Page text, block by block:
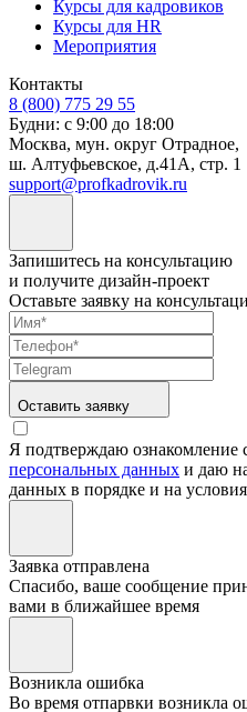
Курсы для кадровиков
Курсы для HR
Мероприятия
Контакты
8 (800) 775 29 55
Будни: с 9:00 до 18:00
Москва, мун. округ Отрадное,
ш. Алтуфьевское, д.41А, стр. 1
support@profkadrovik.ru
Запишитесь на консультацию
и получите дизайн-проект
Оставьте заявку на
Оставить заявку
Я подтверждаю ознакомление
персональных данных и даю
данных в порядке и на
Заявка отправлена
Спасибо, ваше сообщение
вами в ближайшее время
Возникла ошибка
Во время отпарвки возникла